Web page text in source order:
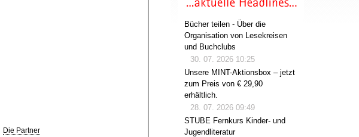
Die Partner
Bücher teilen - Über die
Organisation von Lesekreisen
und Buchclubs
30. 07. 2026 10:25
Unsere MINT-Aktionsbox – jetzt
zum Preis von € 29,90
erhältlich.
28. 07. 2026 09:49
STUBE Fernkurs Kinder- und
Jugendliteratur